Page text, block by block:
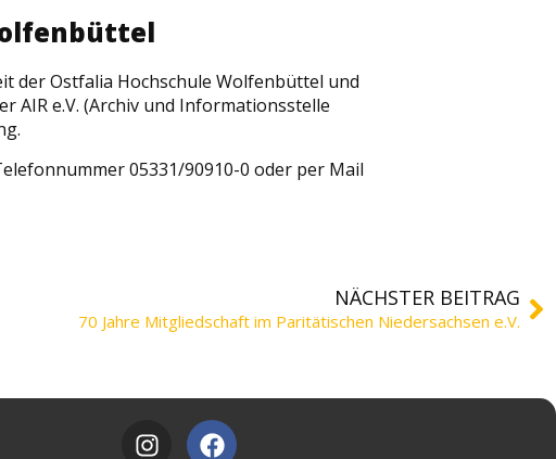
der Ostfalia Hochschule Wolfenbüttel und
AIR e.V. (Archiv und Informationsstelle
05331/90910-0 oder per Mail
NÄCHSTER BEITRAG
70 Jahre Mitgliedschaft im Paritätischen Niedersachsen e.V.